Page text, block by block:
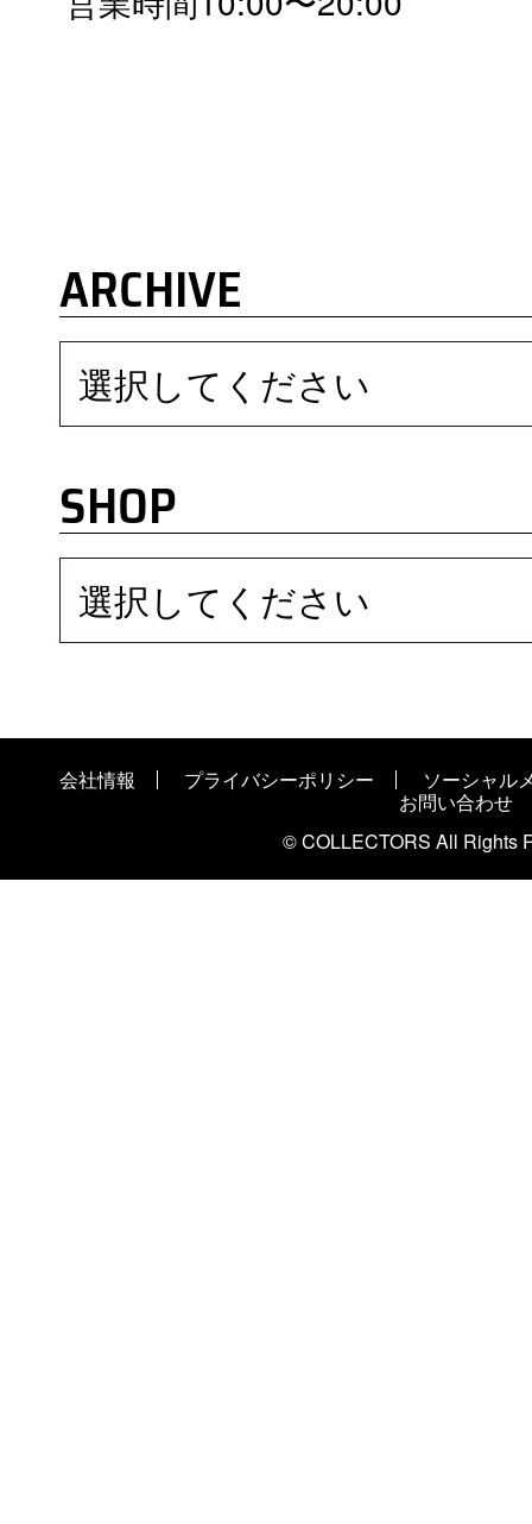
ARCHIVE
選択してください
SHOP
選択してください
会社情報 プライバシーポリシー
ソーシャル
お問い合わせ
© COLLECTORS All Rights